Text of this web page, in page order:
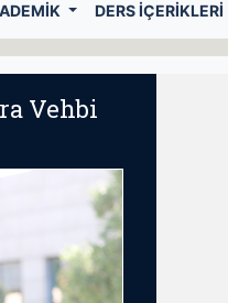
DERS İÇERIKLERI
Vehbi